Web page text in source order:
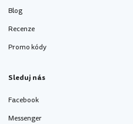
Blog
Recenze
Promo kódy
Sleduj nás
Facebook
Messenger